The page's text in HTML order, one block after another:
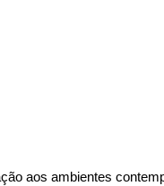
aos ambientes